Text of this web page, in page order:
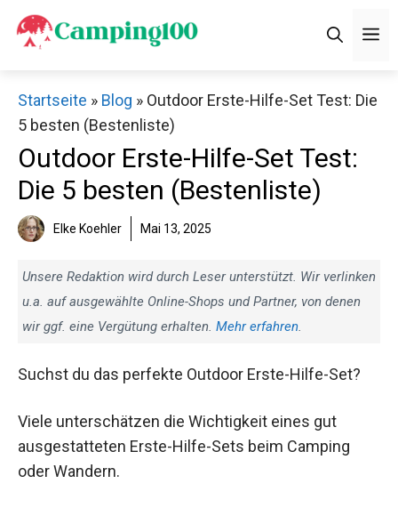
Zum
Inhalt
Startseite » Blog » Outdoor Erste-Hilfe-Set Test: Die
5 besten (Bestenliste)
Outdoor Erste-Hilfe-Set Test:
Die 5 besten (Bestenliste)
Elke Koehler Mai 13, 2025
Unsere Redaktion wird durch Leser unterstützt. Wir verlinken
u.a. auf ausgewählte Online-Shops und Partner, von denen
wir ggf. eine Vergütung erhalten. Mehr erfahren.
Suchst du das perfekte Outdoor Erste-Hilfe-Set?
Viele unterschätzen die Wichtigkeit eines gut
ausgestatteten Erste-Hilfe-Sets beim Camping
oder Wandern.